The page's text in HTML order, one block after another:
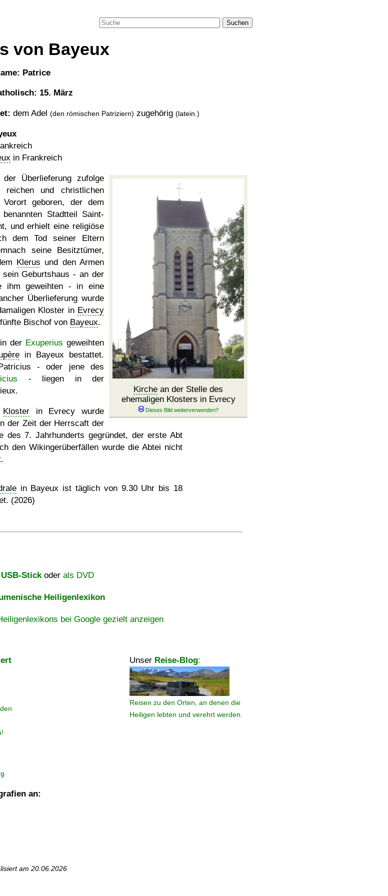
Suchen
von Bayeux
Patrice
15. März
dem Adel (den römischen Patriziern) zugehörig (latein.)
in Frankreich
Kirche an der Stelle des
ehemaligen Klosters in Evrecy
Überlieferung zufolge
und christlichen
geboren, der dem
Stadtteil Saint-
und erhielt eine religiöse
dem Tod seiner Eltern
seine Besitztümer,
Klerus und den Armen
sein Geburtshaus - an der
ihm geweihten - in eine
Überlieferung wurde
Kloster in Evrecy
Bischof von Bayeux.
der Exuperius geweihten
in Bayeux bestattet.
- oder jene des
- liegen in der
Kloster in Evrecy wurde
der Zeit der Herrscaft der
des 7. Jahrhunderts gegründet, der erste Abt
den Wikingerüberfällen wurde die Abtei nicht
in Bayeux ist täglich von 9.30 Uhr bis 18
(2026)
Stickoder als DVD
Heiligenlexikon
bei Google gezielt anzeigen
Unser Reise-Blog:
Reisen zu den Orten, an denen die
Heiligen lebten und verehrt werden.
an:
am 20.06.2026